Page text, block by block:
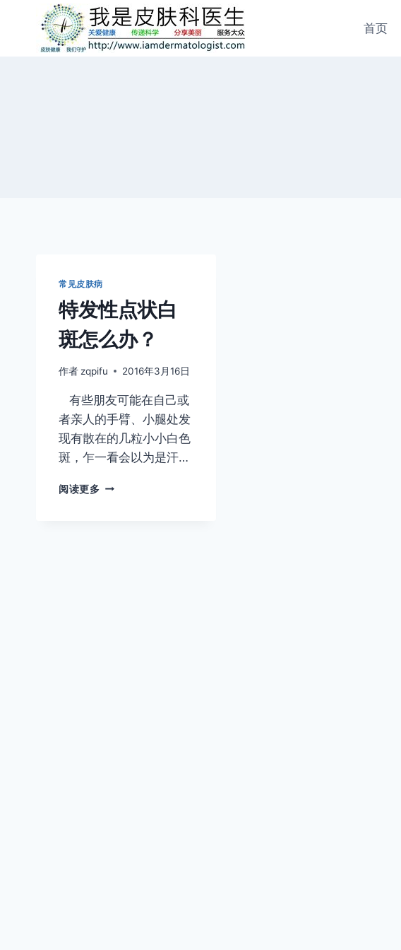
首页
常见皮肤病
特发性点状白
斑怎么办？
作者 zqpifu 2016年3月16日
有些朋友可能在自己或
者亲人的手臂、小腿处发
现有散在的几粒小小白色
斑，乍一看会以为是汗…
阅读更多 特